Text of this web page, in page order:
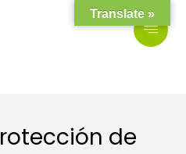
de
Translate »